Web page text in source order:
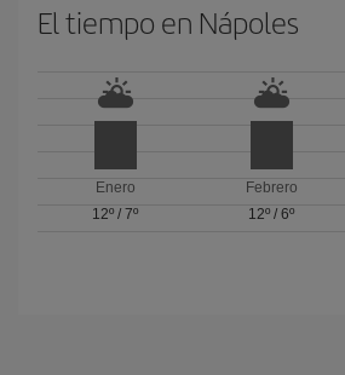
El tiempo en Nápoles
Enero
12º /7º
Febrero
12º / 6º